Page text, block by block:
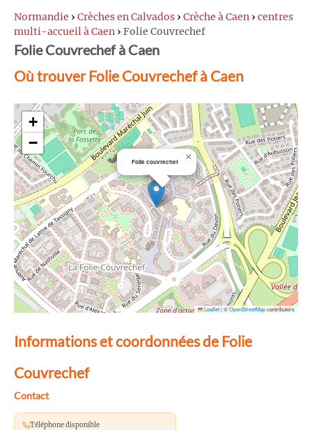
Normandie › Crèches en Calvados › Crèche à Caen › centres
multi-accueil à Caen › Folie Couvrechef
Folie Couvrechef à Caen
Où trouver Folie Couvrechef à Caen
Folie couvrechef ×
+
−
Leaflet|©OpenStreetMapcontributors
Informations et coordonnées de Folie
Couvrechef
Contact
Téléphone disponible